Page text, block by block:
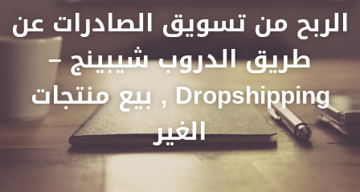
الربح من تسويق الصادرات عن
طريق الدروب شيبينج –
Dropshipping , بيع منتجات
الغير